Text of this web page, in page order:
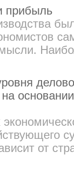
прибыль
от